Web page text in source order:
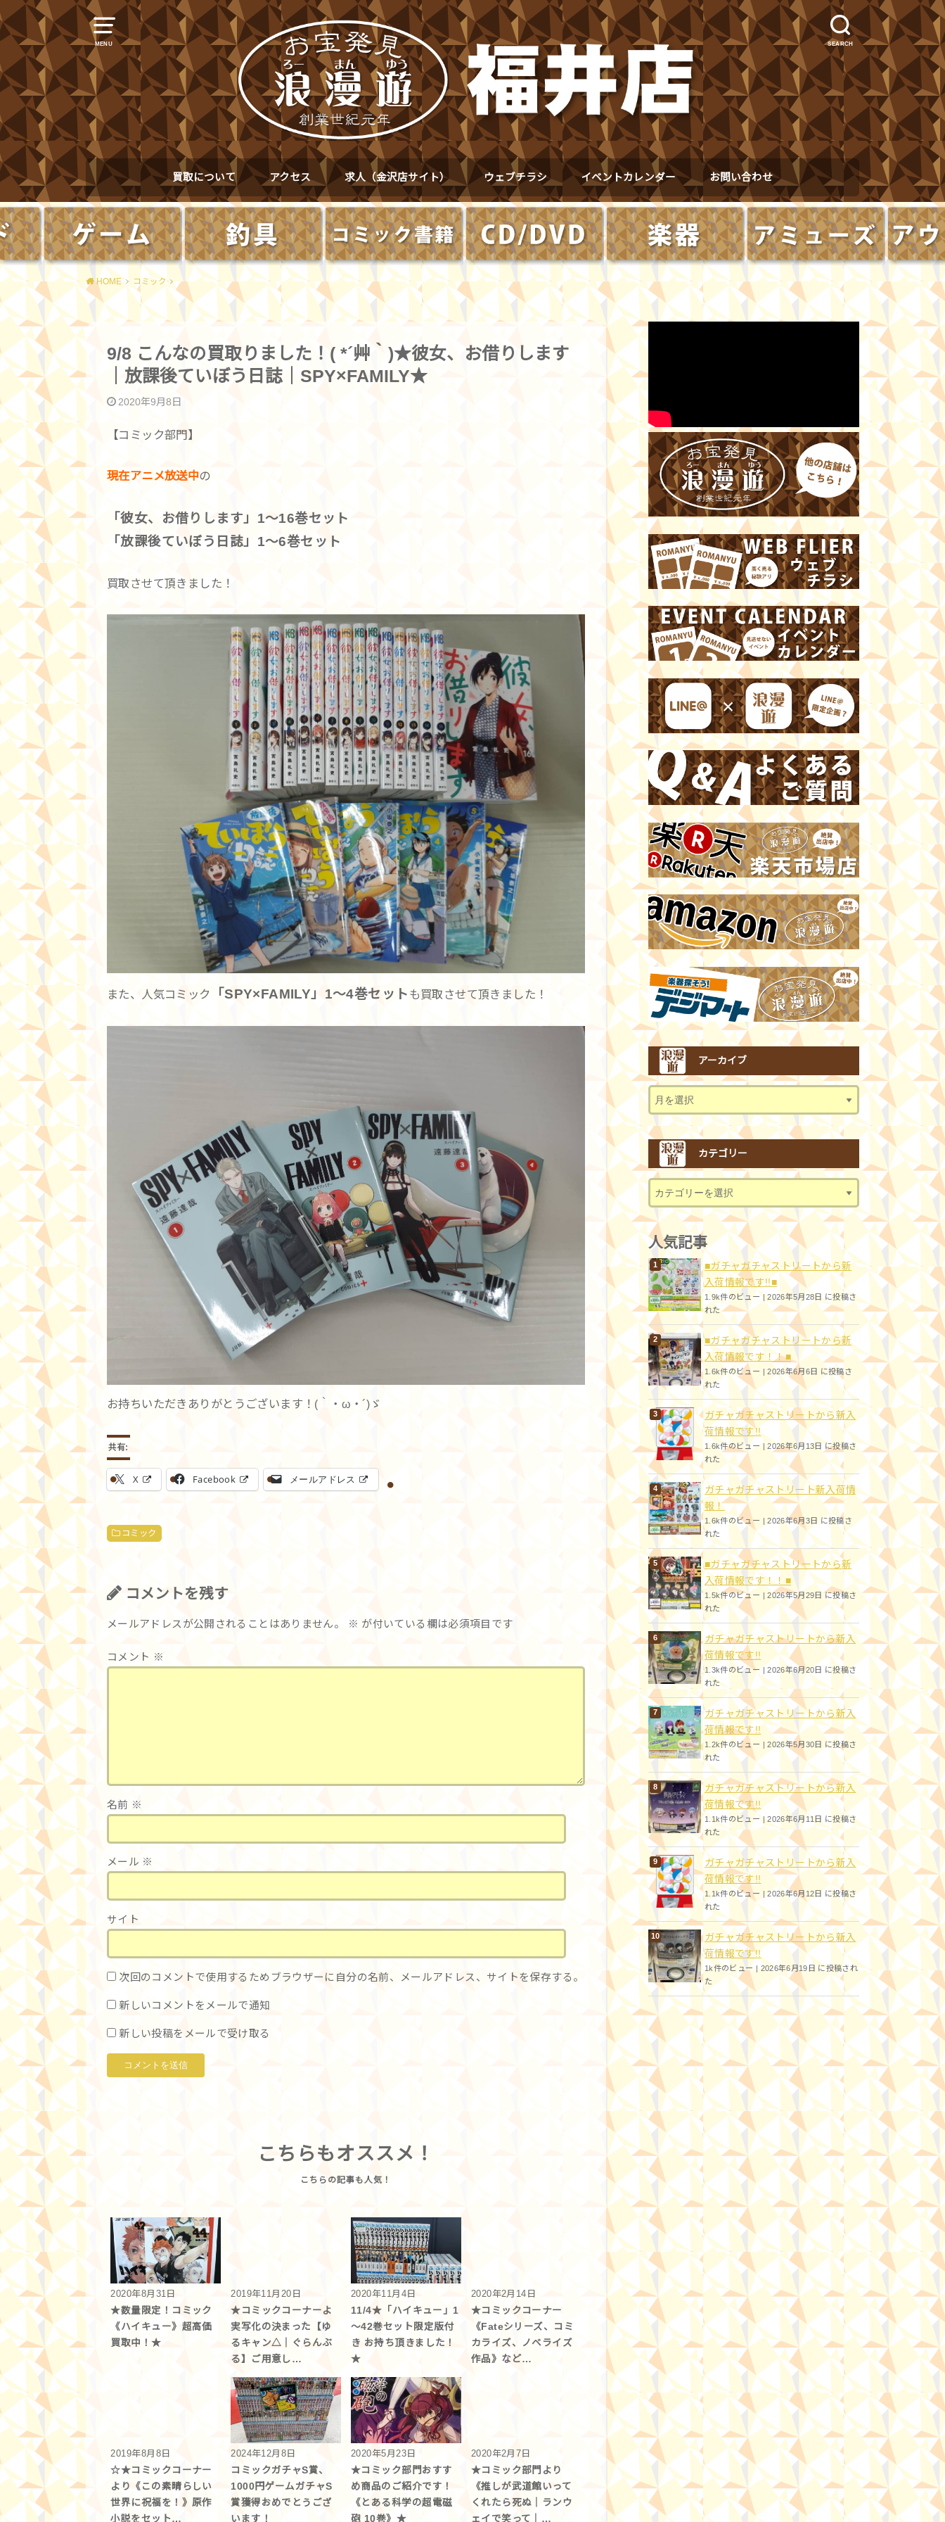
MENU SEARCH
買取について アクセス 求人（金沢店サイト） ウェブチラシ イベントカレンダー お問い合わせ
HOME コミック
9/8 こんなの買取りました！( *´艸｀)★彼女、お借りします
｜放課後ていぼう日誌｜SPY×FAMILY★
2020年9月8日
【コミック部門】
現在アニメ放送中の
「彼女、お借りします」1～16巻セット
「放課後ていぼう日誌」1～6巻セット
買取させて頂きました！
また、人気コミック 「SPY×FAMILY」1～4巻セット も買取させて頂きました！
お持ちいただきありがとうございます！(｀・ω・´)ゞ
共有:
X Facebook メールアドレス
コミック
コメントを残す
メールアドレスが公開されることはありません。 ※ が付いている欄は必須項目です
コメント ※
名前 ※
メール ※
サイト
次回のコメントで使用するためブラウザーに自分の名前、メールアドレス、サイトを保存する。
新しいコメントをメールで通知
新しい投稿をメールで受け取る
こちらもオススメ！
2020年8月31日
★数量限定！コミック
《ハイキュー》超高価
買取中！★
2019年11月20日
★コミックコーナーよ
実写化の決まった【ゆ
るキャン△｜ぐらんぶ
る】ご用意し…
2020年11月4日
11/4★「ハイキュー」1
～42巻セット限定版付
き お持ち頂きました！
★
2020年2月14日
★コミックコーナー
《Fateシリーズ、コミ
カライズ、ノベライズ
作品》など…
2019年8月8日
☆★コミックコーナー
より《この素晴らしい
世界に祝福を！》原作
小説をセット…
2024年12月8日
コミックガチャS賞、
1000円ゲームガチャS
賞獲得おめでとうござ
います！
2020年5月23日
★コミック部門おすす
め商品のご紹介です！
《とある科学の超電磁
砲 10巻》★
2020年2月7日
★コミック部門より
《推しが武道館いって
くれたら死ぬ｜ランウ
ェイで笑って｜…
アーカイブ
カテゴリー
人気記事
■ガチャガチャストリートから新
入荷情報です!!■
1.9k件のビュー|2026年5月28日 に投稿さ
れた
■ガチャガチャストリートから新
入荷情報です！！■
1.6k件のビュー |2026年6月6日 に投稿さ
れた
ガチャガチャストリートから新入
荷情報です!!
1.6k件のビュー|2026年6月13日 に投稿さ
れた
ガチャガチャストリート新入荷情
報！
1.6k件のビュー |2026年6月3日 に投稿さ
れた
■ガチャガチャストリートから新
入荷情報です！！■
1.5k件のビュー |2026年5月29日 に投稿さ
れた
ガチャガチャストリートから新入
荷情報です!!
1.3k件のビュー|2026年6月20日 に投稿さ
れた
ガチャガチャストリートから新入
荷情報です!!
1.2k件のビュー |2026年5月30日 に投稿さ
れた
ガチャガチャストリートから新入
荷情報です!!
1.1k件のビュー|2026年6月11日 に投稿さ
れた
ガチャガチャストリートから新入
荷情報です!!
1.1k件のビュー |2026年6月12日 に投稿さ
れた
ガチャガチャストリートから新入
荷情報です!!
1k件のビュー |2026年6月19日 に投稿され
た